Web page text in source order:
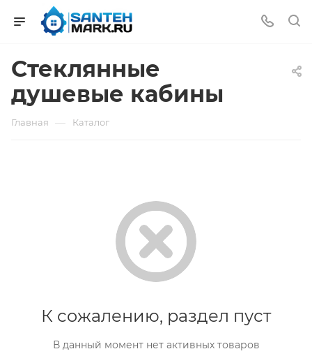
Стеклянные
душевые кабины
Главная — Каталог
К сожалению, раздел пуст
В данный момент нет активных товаров